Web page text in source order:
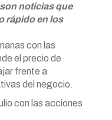
noticias que
rápido en los
con las
el precio de
frente a
del negocio.
con las acciones